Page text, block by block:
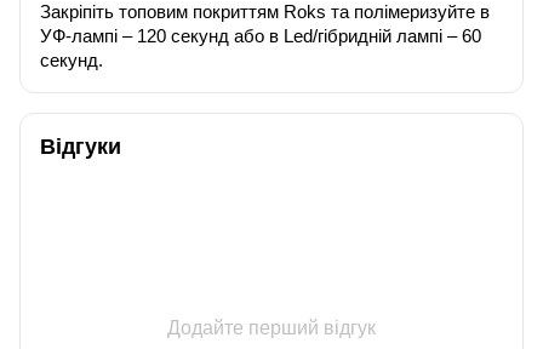
Закріпіть топовим покриттям Roks та полімеризуйте в
УФ-лампі – 120 секунд або в Led/гібридній лампі – 60
секунд.
Відгуки
Додайте перший відгук